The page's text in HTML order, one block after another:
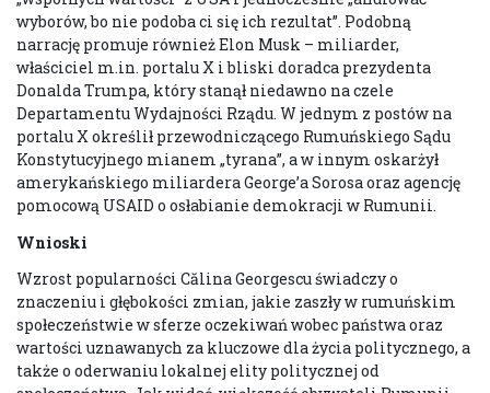
wyborów, bo nie podoba ci się ich rezultat”. Podobną
narrację promuje również Elon Musk – miliarder,
właściciel m.in. portalu X i bliski doradca prezydenta
Donalda Trumpa, który stanął niedawno na czele
Departamentu Wydajności Rządu. W jednym z postów na
portalu X określił przewodniczącego Rumuńskiego Sądu
Konstytucyjnego mianem „tyrana”, a w innym oskarżył
amerykańskiego miliardera George’a Sorosa oraz agencję
pomocową USAID o osłabianie demokracji w Rumunii.
Wnioski
Wzrost popularności Călina Georgescu świadczy o
znaczeniu i głębokości zmian, jakie zaszły w rumuńskim
społeczeństwie w sferze oczekiwań wobec państwa oraz
wartości uznawanych za kluczowe dla życia politycznego, a
także o oderwaniu lokalnej elity politycznej od